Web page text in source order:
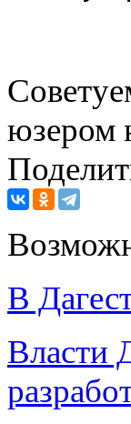
юзером
В
Власти